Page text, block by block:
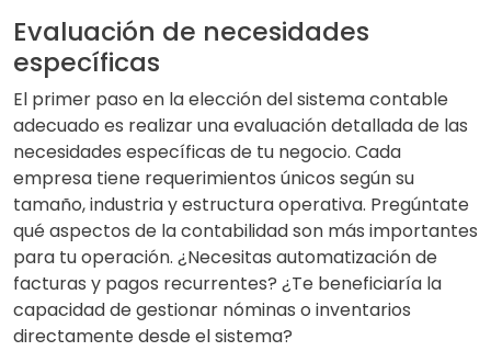
Evaluación de necesidades
específicas
El primer paso en la elección del sistema contable
adecuado es realizar una evaluación detallada de las
necesidades específicas de tu negocio. Cada
empresa tiene requerimientos únicos según su
tamaño, industria y estructura operativa. Pregúntate
qué aspectos de la contabilidad son más importantes
para tu operación. ¿Necesitas automatización de
facturas y pagos recurrentes? ¿Te beneficiaría la
capacidad de gestionar nóminas o inventarios
directamente desde el sistema?